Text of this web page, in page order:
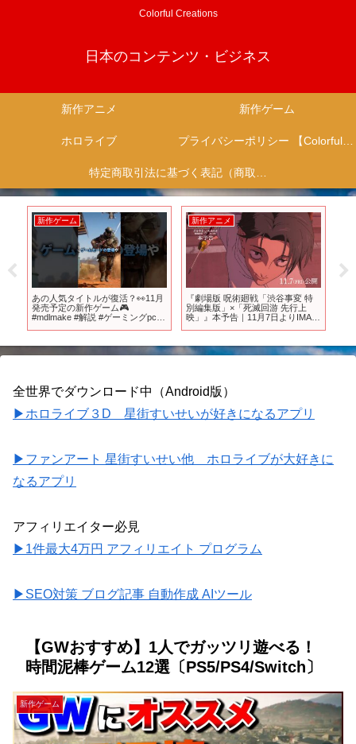
Colorful Creations
日本のコンテンツ・ビジネス
新作アニメ 新作ゲーム
ホロライブ プライバシーポリシー 【Colorful Creation】
特定商取引法に基づく表記（商取引に関する開示）
新作ゲーム
あの人気タイトルが復活？👀11月
発売予定の新作ゲーム🎮️
#mdlmake #解説 #ゲーミングpc
新作アニメ
『劇場版 呪術廻戦「渋谷事変 特
別編集版」×「死滅回游 先行上
映」』本予告｜11月7日よりIMAX
全世界でダウンロード中（Android版）
▶ホロライブ３D 星街すいせいが好きになるアプリ
▶ファンアート 星街すいせい他 ホロライブが大好きに
なるアプリ
アフィリエイター必見
▶1件最大4万円 アフィリエイト プログラム
▶SEO対策 ブログ記事 自動作成 AIツール
【GWおすすめ】1人でガッツリ遊べる！
時間泥棒ゲーム12選〔PS5/PS4/Switch〕
新作ゲーム